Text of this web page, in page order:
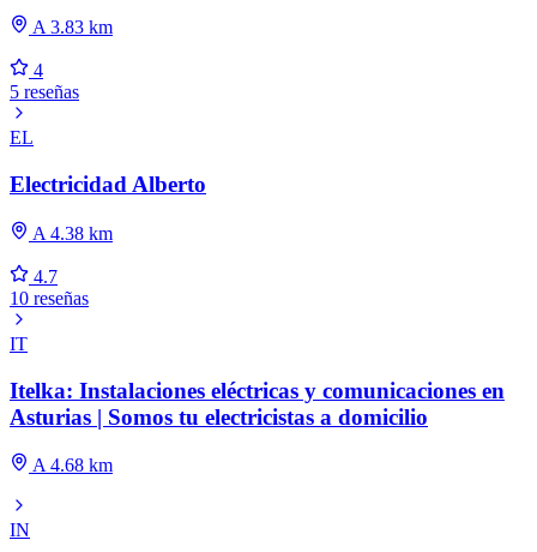
A 3.83 km
4
5 reseñas
EL
Electricidad Alberto
A 4.38 km
4.7
10 reseñas
IT
Itelka: Instalaciones eléctricas y comunicaciones en
Asturias | Somos tu electricistas a domicilio
A 4.68 km
IN